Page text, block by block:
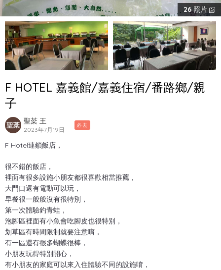
26照片
F HOTEL 嘉義館/嘉義住宿/番路鄉/親
子
聖棻 王
2023年7月19日
必去
F Hotel連鎖飯店，
很不錯的飯店，
裡面有很多設施小朋友都很喜歡相當推薦，
大門口還有電動可以玩，
早餐很一般般沒有很特別，
第一次體驗釣青蛙，
泡腳區裡面有小魚會吃腳皮也很特別，
划草區有時間限制就要注意唷，
有一區還有很多蝴蝶很棒，
小朋友玩得特別開心，
有小朋友的家庭可以來入住體驗不同的設施唷，